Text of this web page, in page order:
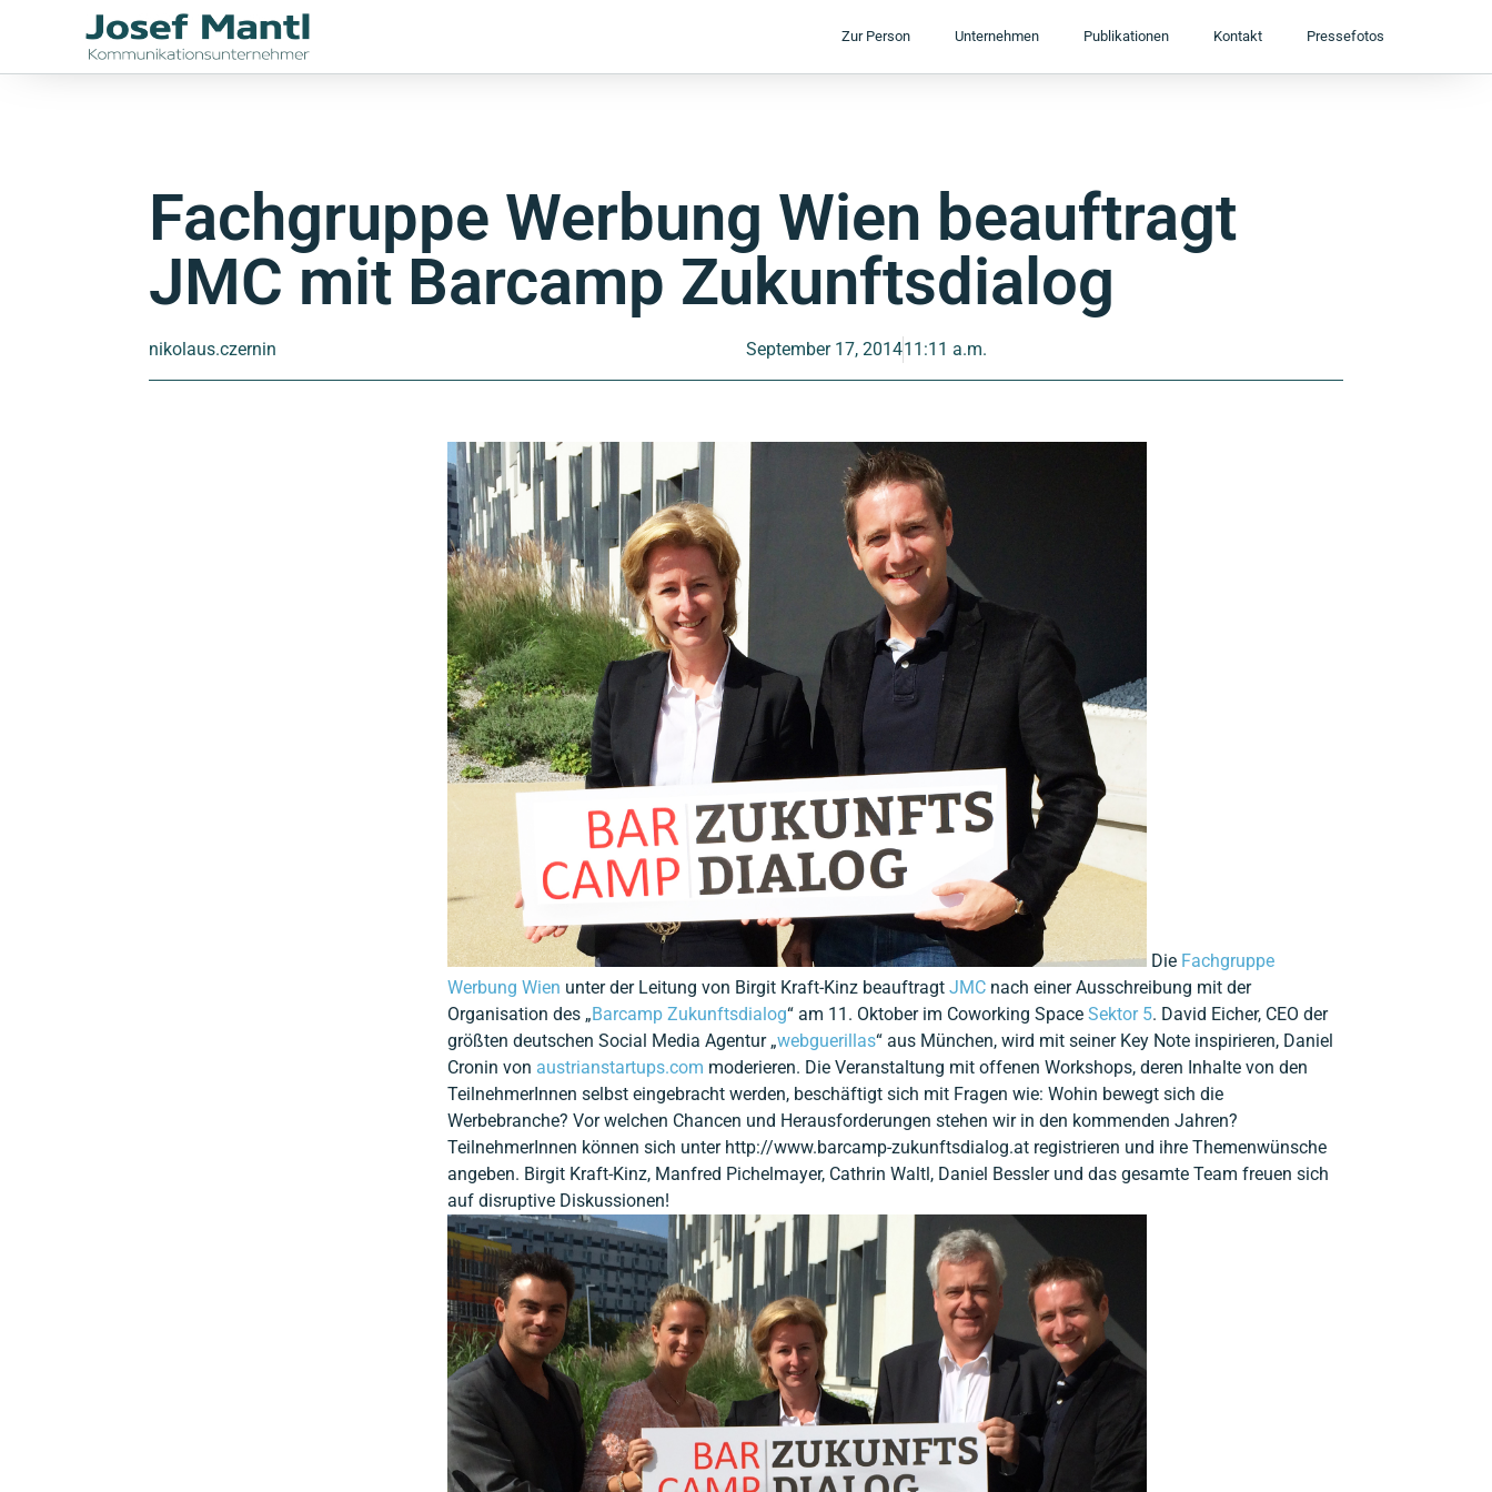
Zur Person Unternehmen Publikationen Kontakt Pressefotos
Fachgruppe Werbung Wien beauftragt
JMC mit Barcamp Zukunftsdialog
nikolaus.czernin September 17, 201411:11 a.m.
Die Fachgruppe
Werbung Wien unter der Leitung von Birgit Kraft-Kinz beauftragtJMC nach einer Ausschreibung mit der
Organisation des „Barcamp Zukunftsdialog“ am 11. Oktober im Coworking SpaceSektor 5. David Eicher, CEO der
größten deutschen Social Media Agentur „webguerillas“ aus München, wird mit seiner Key Note inspirieren, Daniel
Cronin von austrianstartups.com moderieren. Die Veranstaltung mit offenen Workshops, deren Inhalte von den
TeilnehmerInnen selbst eingebracht werden, beschäftigt sich mit Fragen wie: Wohin bewegt sich die
Werbebranche? Vor welchen Chancen und Herausforderungen stehen wir in den kommenden Jahren?
TeilnehmerInnen können sich unter http://www.barcamp-zukunftsdialog.at registrieren und ihre Themenwünsche
angeben. Birgit Kraft-Kinz, Manfred Pichelmayer, Cathrin Waltl, Daniel Bessler und das gesamte Team freuen sich
auf disruptive Diskussionen!